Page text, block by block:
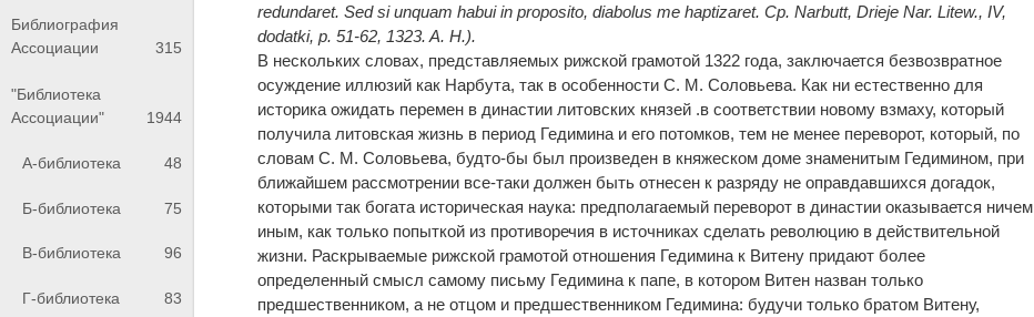
Библиография
Ассоциации
315
"Библиотека
Ассоциации"
1944
А-библиотека 48
Б-библиотека 75
В-библиотека 96
Г-библиотека 83
redundaret. Sed si unquam habui in proposito, diabolus me haptizaret. Cp. Narbutt, Drieje Nar. Litew., IV,
dodatki, p. 51-62, 1323. A. H.).
В нескольких словах, представляемых рижской грамотой 1322 года, заключается безвозвратное
осуждение иллюзий как Нарбута, так в особенности С. М. Соловьева. Как ни естественно для
историка ожидать перемен в династии литовских князей .в соответствии новому взмаху, который
получила литовская жизнь в период Гедимина и его потомков, тем не менее переворот, который, по
словам С. М. Соловьева, будто-бы был произведен в княжеском доме знаменитым Гедимином, при
ближайшем рассмотрении все-таки должен быть отнесен к разряду не оправдавшихся догадок,
которыми так богата историческая наука: предполагаемый переворот в династии оказывается ничем
иным, как только попыткой из противоречия в источниках сделать революцию в действительной
жизни. Раскрываемые рижской грамотой отношения Гедимина к Витену придают более
определенный смысл самому письму Гедимина к папе, в котором Витен назван только
предшественником, а не отцом и предшественником Гедимина: будучи только братом Витену,